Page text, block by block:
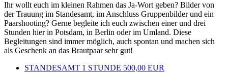
Ihr wollt euch im kleinen Rahmen das Ja-Wort geben? Bilder von
der Trauung im Standesamt, im Anschluss Gruppenbilder und ein
Paarshooting? Gerne begleite ich euch zwischen einer und drei
Stunden hier in Potsdam, in Berlin oder im Umland. Diese
Begleitungen sind immer möglich, auch spontan und machen sich
als Geschenk an das Brautpaar sehr gut!
STANDESAMT 1 STUNDE 500,00 EUR